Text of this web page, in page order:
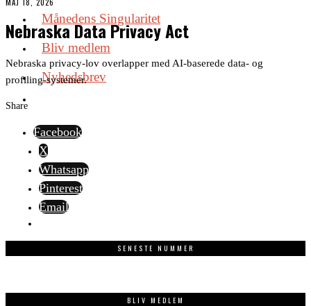
Månedens Singularitet
Bliv medlem
Nyhedsbrev
Nebraska Data Privacy Act
Nebraska privacy-lov overlapper med AI-baserede data- og
profiling-systemer.
Share
Facebook
X
Whatsapp
Pinterest
Email
SENESTE NUMMER
BLIV MEDLEM